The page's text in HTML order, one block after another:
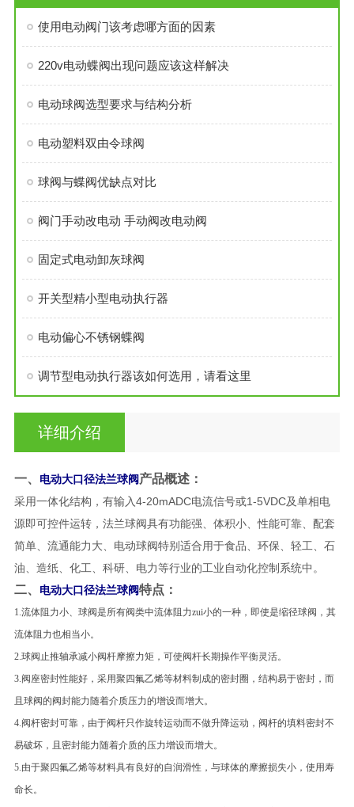
使用电动阀门该考虑哪方面的因素
220v电动蝶阀出现问题应该这样解决
电动球阀选型要求与结构分析
电动塑料双由令球阀
球阀与蝶阀优缺点对比
阀门手动改电动 手动阀改电动阀
固定式电动卸灰球阀
开关型精小型电动执行器
电动偏心不锈钢蝶阀
调节型电动执行器该如何选用，请看这里
详细介绍
一、 电动大口径法兰球阀产品概述：
采用一体化结构，有输入4-20mADC电流信号或1-5VDC及单相电
源即可控件运转，法兰球阀具有功能强、体积小、性能可靠、配套
简单、流通能力大、电动球阀特别适合用于食品、环保、轻工、石
油、造纸、化工、科研、电力等行业的工业自动化控制系统中。
二、 电动大口径法兰球阀特点：
1. 流体阻力小、球阀是所有阀类中流体阻力zui小的一种，即使是缩径球阀，其
流体阻力也相当小。
2.球阀止推轴承减小阀杆摩擦力矩，可使阀杆长期操作平衡灵活。
3.阀座密封性能好，采用聚四氟乙烯等材料制成的密封圈，结构易于密封，而
且球阀的阀封能力随着介质压力的增设而增大。
4.阀杆密封可靠，由于阀杆只作旋转运动而不做升降运动，阀杆的填料密封不
易破坏，且密封能力随着介质的压力增设而增大。
5.由于聚四氟乙烯等材料具有良好的自润滑性，与球体的摩擦损失小，使用寿
命长。